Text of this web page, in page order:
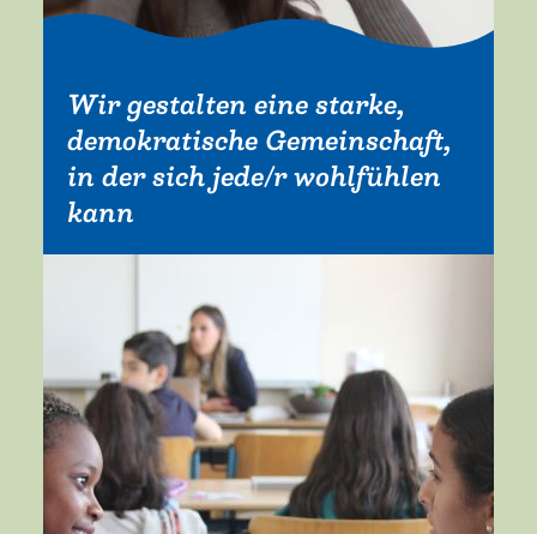
Wir gestalten eine starke,
demokratische Gemeinschaft,
in der sich jede/r wohlfühlen
kann